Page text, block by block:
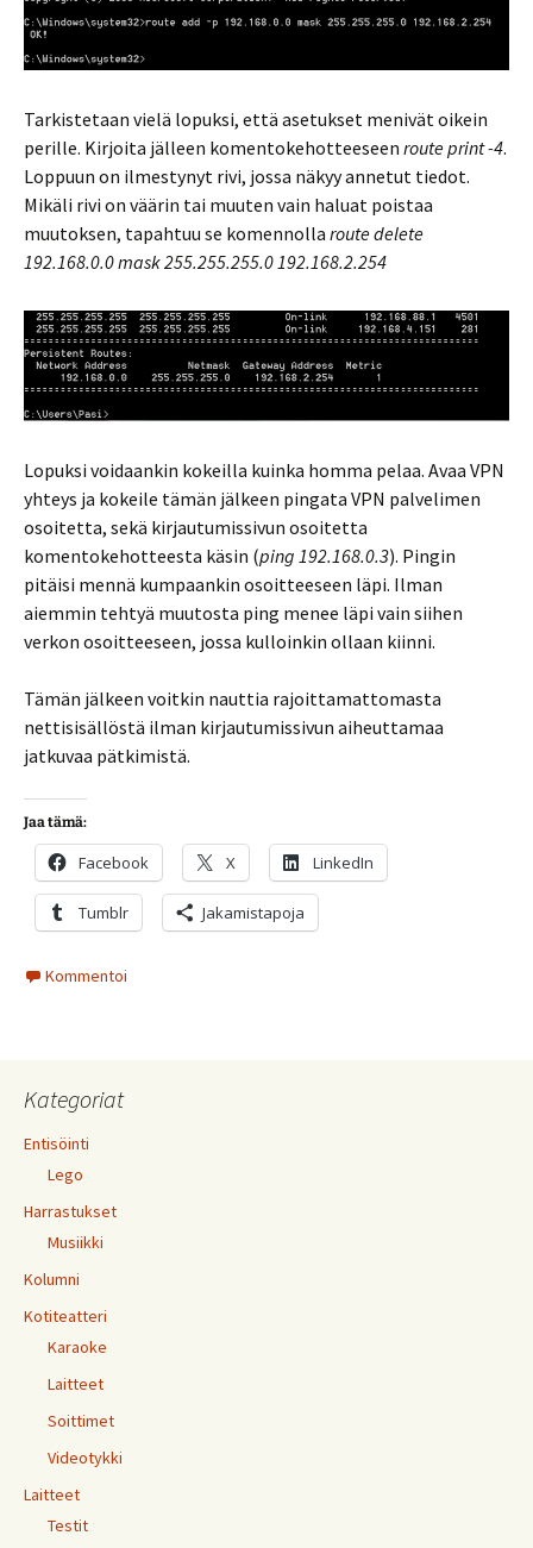
Tarkistetaan vielä lopuksi, että asetukset menivät oikein
perille. Kirjoita jälleen komentokehotteeseen route print -4.
Loppuun on ilmestynyt rivi, jossa näkyy annetut tiedot.
Mikäli rivi on väärin tai muuten vain haluat poistaa
muutoksen, tapahtuu se komennolla route delete
192.168.0.0 mask 255.255.255.0 192.168.2.254
Lopuksi voidaankin kokeilla kuinka homma pelaa. Avaa VPN
yhteys ja kokeile tämän jälkeen pingata VPN palvelimen
osoitetta, sekä kirjautumissivun osoitetta
komentokehotteesta käsin (ping 192.168.0.3). Pingin
pitäisi mennä kumpaankin osoitteeseen läpi. Ilman
aiemmin tehtyä muutosta ping menee läpi vain siihen
verkon osoitteeseen, jossa kulloinkin ollaan kiinni.
Tämän jälkeen voitkin nauttia rajoittamattomasta
nettisisällöstä ilman kirjautumissivun aiheuttamaa
jatkuvaa pätkimistä.
Jaa tämä:
Facebook X LinkedIn
Tumblr Jakamistapoja
Kommentoi
Kategoriat
Entisöinti
Lego
Harrastukset
Musiikki
Kolumni
Kotiteatteri
Karaoke
Laitteet
Soittimet
Videotykki
Laitteet
Testit